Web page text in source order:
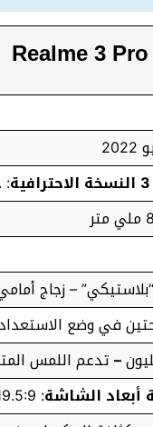
:
– زجاج
–تدعم اللمس
أبعاد الشاشة: 19.5:9